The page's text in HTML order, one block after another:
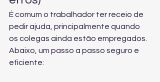
É comum o trabalhador ter receio de
pedir ajuda, principalmente quando
os colegas ainda estão empregados.
Abaixo, um passo a passo seguro e
eficiente: